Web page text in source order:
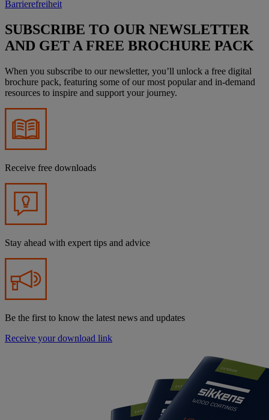
Barrierefreiheit
SUBSCRIBE TO OUR NEWSLETTER
AND GET A FREE BROCHURE PACK
When you subscribe to our newsletter, you’ll unlock a free digital
brochure pack, featuring some of our most popular and in-demand
resources to inspire and support your journey.
Receive free downloads
Stay ahead with expert tips and advice
Be the first to know the latest news and updates
Receive your download link